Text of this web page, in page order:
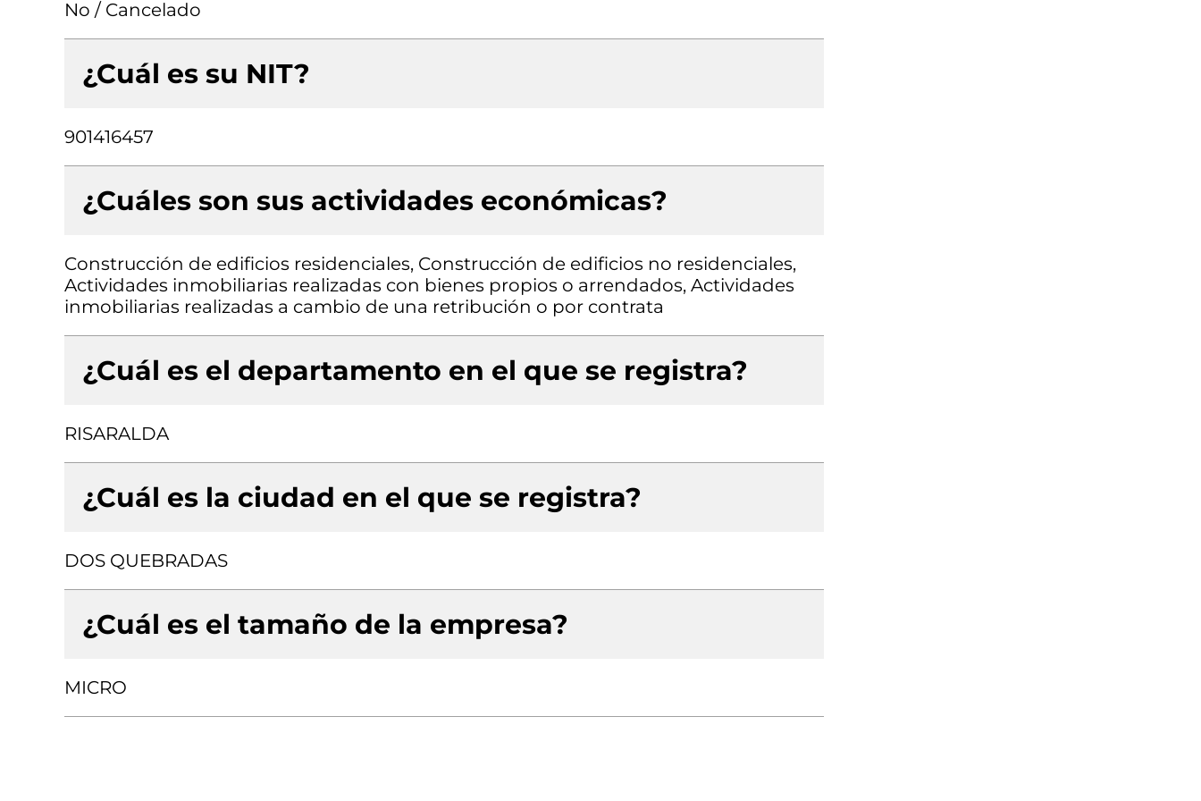
No / Cancelado
¿Cuál es su NIT?
901416457
¿Cuáles son sus actividades económicas?
Construcción de edificios residenciales, Construcción de edificios no residenciales,
Actividades inmobiliarias realizadas con bienes propios o arrendados, Actividades
inmobiliarias realizadas a cambio de una retribución o por contrata
¿Cuál es el departamento en el que se registra?
RISARALDA
¿Cuál es la ciudad en el que se registra?
DOS QUEBRADAS
¿Cuál es el tamaño de la empresa?
MICRO